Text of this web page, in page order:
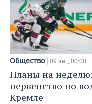
Общество 09 авг, 00:00
Планы на
первенство по
Кремле